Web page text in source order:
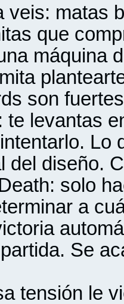
veis: matas
que
máquina
son
te levantas
Lo
del diseño.
solo
a
Se
tensión le